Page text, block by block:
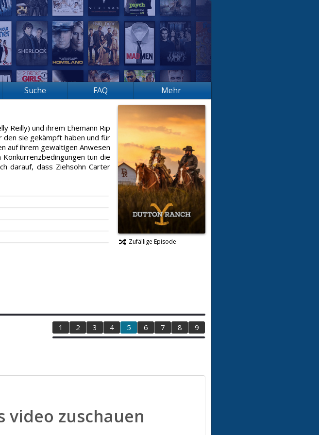
Suche FAQ Mehr
Reilly) und ihrem Ehemann Rip
sie gekämpft haben und für
auf ihrem gewaltigen Anwesen
tun die
darauf, dass Ziehsohn Carter
Zufällige Episode
1 2 3 4 5 6 7 8
9
video zuschauen